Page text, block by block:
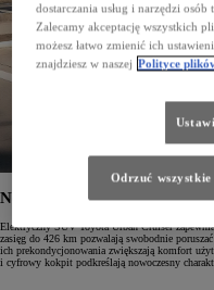
Nowy Urban Cruiser
Elektryczny SUV Toyota Urban Cruiser
zasięg do 426 km pozwalają swobodnie
ich prekondycjonowania zwiększają komfort
i cyfrowy kokpit podkreślają nowoczesny
dostarczania usług i narzędzi
Zalecamy akceptację wszystkich
możesz łatwo zmienić ich
znajdziesz w naszej Polityce
Odrzuć wszystkie